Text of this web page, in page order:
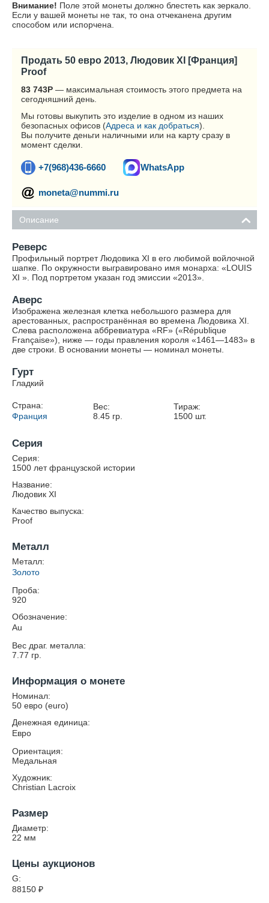
Внимание! Поле этой монеты должно блестеть как зеркало.
Если у вашей монеты не так, то она отчеканена другим
способом или испорчена.
Продать 50 евро 2013, Людовик XI [Франция]
Proof
83 743Р — максимальная стоимость этого предмета на
сегодняшний день.
Мы готовы выкупить это изделие в одном из наших
безопасных офисов (Адреса и как добраться).
Вы получите деньги наличными или на карту сразу в
момент сделки.
+7(968)436-6660 WhatsApp
moneta@nummi.ru
Описание
Реверс
Профильный портрет Людовика XI в его любимой войлочной
шапке. По окружности выгравировано имя монарха: «LOUIS
XI ». Под портретом указан год эмиссии «2013».
Аверс
Изображена железная клетка небольшого размера для
арестованных, распространённая во времена Людовика XI.
Слева расположена аббревиатура «RF» («République
Française»), ниже — годы правления короля «1461—1483» в
две строки. В основании монеты — номинал монеты.
Гурт
Гладкий
Страна:
Франция
Вес:
8.45гр.
Тираж:
1500 шт.
Серия
Серия:
1500 лет французской истории
Название:
Людовик XI
Качество выпуска:
Proof
Металл
Металл:
Золото
Проба:
920
Обозначение:
Au
Вес драг. металла:
7.77 гр.
Информация о монете
Номинал:
50 евро (euro)
Денежная единица:
Евро
Ориентация:
Медальная
Художник:
Christian Lacroix
Размер
Диаметр:
22 мм
Цены аукционов
G:
88150 ₽